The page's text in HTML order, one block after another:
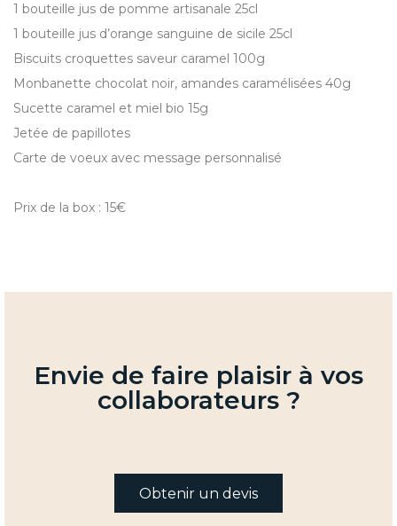
1 bouteille jus de pomme artisanale 25cl
1 bouteille jus d’orange sanguine de sicile 25cl
Biscuits croquettes saveur caramel 100g
Monbanette chocolat noir, amandes caramélisées 40g
Sucette caramel et miel bio 15g
Jetée de papillotes
Carte de voeux avec message personnalisé
Prix de la box : 15€
Envie de faire plaisir à vos
collaborateurs ?
Obtenir un devis